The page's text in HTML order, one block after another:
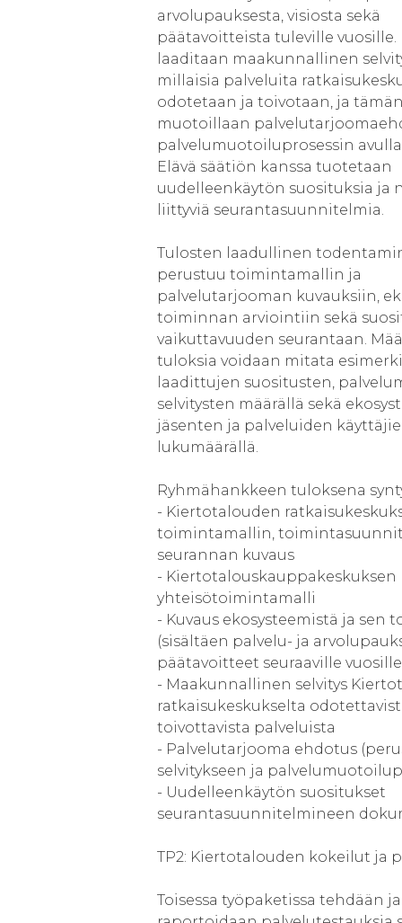
arvolupauksesta, visiosta sekä
päätavoitteista tuleville vuosille.
laaditaan maakunnallinen
millaisia palveluita
odotetaan ja toivotaan, ja
muotoillaan
palvelumuotoiluprosessin
Elävä säätiön kanssa tuotetaan
uudelleenkäytön suosituksia ja
liittyviä seurantasuunnitelmia.
Tulosten laadullinen
perustuu toimintamallin ja
palvelutarjooman kuvauksiin,
toiminnan arviointiin sekä
vaikuttavuuden seurantaan.
tuloksia voidaan mitata
laadittujen suositusten,
selvitysten määrällä sekä
jäsenten ja palveluiden
lukumäärällä.
Ryhmähankkeen tuloksena
- Kiertotalouden
toimintamallin,
seurannan kuvaus
- Kiertotalouskauppakeskuksen
yhteisötoimintamalli
- Kuvaus ekosysteemistä ja sen
(sisältäen palvelu- ja
päätavoitteet seuraaville
- Maakunnallinen selvitys
ratkaisukeskukselta
toivottavista palveluista
- Palvelutarjooma ehdotus
selvitykseen ja
- Uudelleenkäytön suositukset
seurantasuunnitelmineen
TP2: Kiertotalouden kokeilut ja
Toisessa työpaketissa tehdään ja